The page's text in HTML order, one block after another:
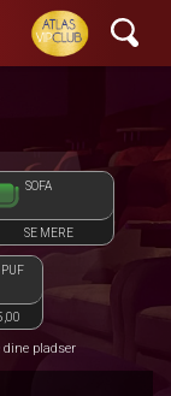
SOFA
SE MERE
PUF
pladser